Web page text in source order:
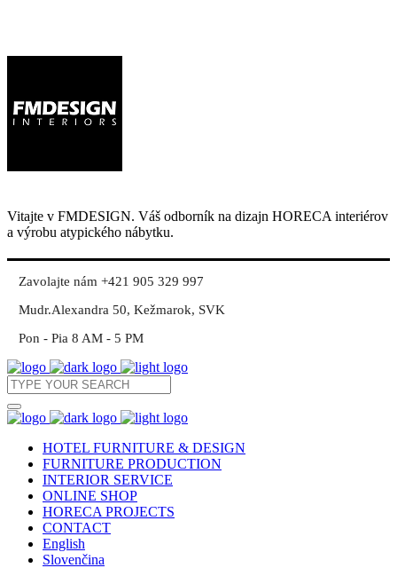
Vitajte v FMDESIGN. Váš odborník na dizajn HORECA interiérov
a výrobu atypického nábytku.
Zavolajte nám +421 905 329 997
Mudr.Alexandra 50, Kežmarok, SVK
Pon - Pia 8 AM - 5 PM
HOTEL FURNITURE & DESIGN
FURNITURE PRODUCTION
INTERIOR SERVICE
ONLINE SHOP
HORECA PROJECTS
CONTACT
English
Slovenčina